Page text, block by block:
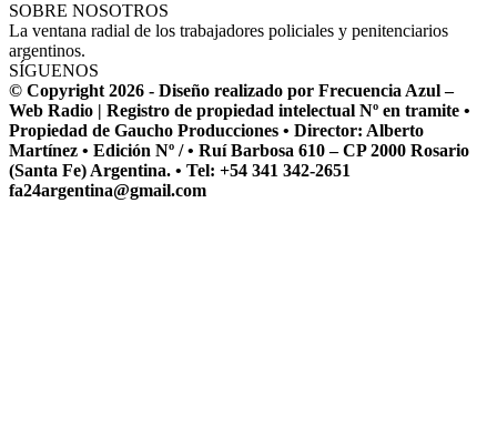
SOBRE NOSOTROS
La ventana radial de los trabajadores policiales y penitenciarios
argentinos.
SÍGUENOS
© Copyright 2026 - Diseño realizado por Frecuencia Azul –
Web Radio | Registro de propiedad intelectual Nº en tramite •
Propiedad de Gaucho Producciones • Director: Alberto
Martínez • Edición Nº / • Ruí Barbosa 610 – CP 2000 Rosario
(Santa Fe) Argentina. • Tel: +54 341 342-2651
fa24argentina@gmail.com